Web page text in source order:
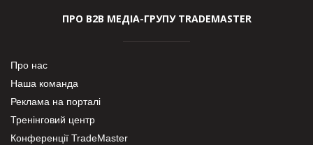
ПРО В2В МЕДІА-ГРУПУ TRADEMASTER
Про нас
Наша команда
Реклама на порталі
Тренінговий центр
Конференції TradeMaster